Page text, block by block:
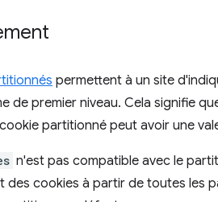
permettent à un site
de premier niveau. Cela signifie
partitionné peut avoir une
n'est pas compatible avec le
des cookies à partir de toutes les